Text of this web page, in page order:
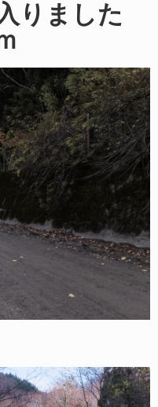
りました